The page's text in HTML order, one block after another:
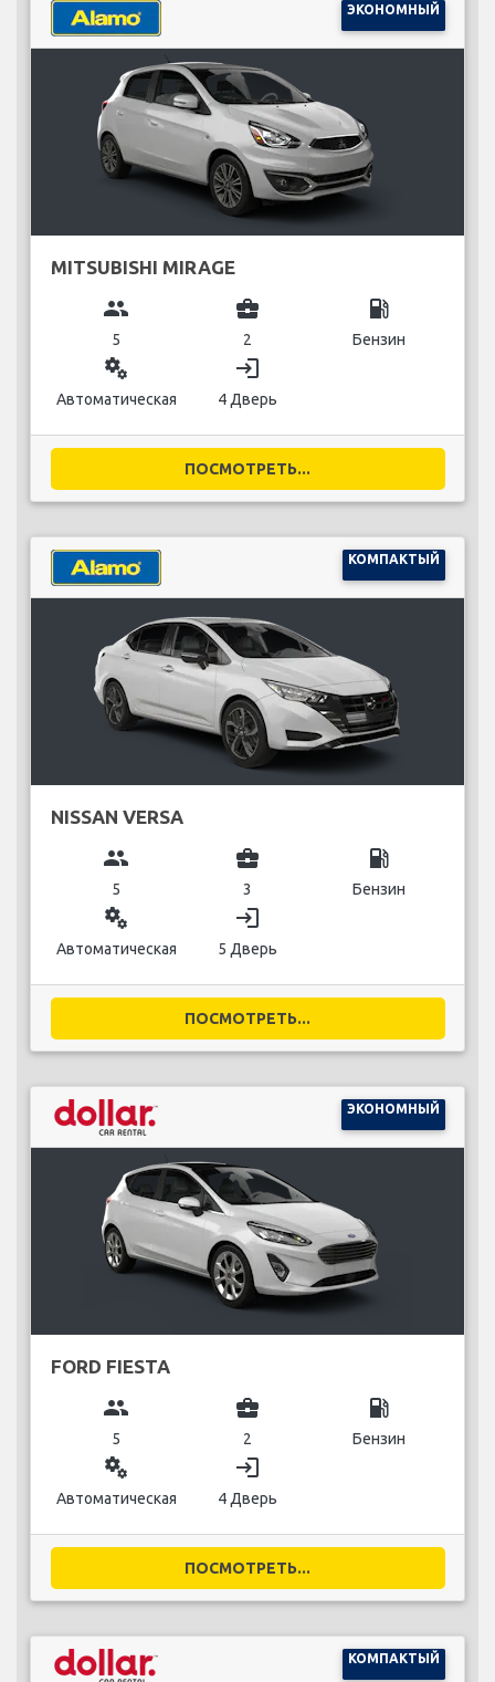
ЭКОНОМНЫЙ
MITSUBISHI MIRAGE
group
5
business_center
2
local_gas_station
Бензин
miscellaneous_services
Автоматическая
login
4 Дверь
ПОСМОТРЕТЬ...
КОМПАКТЫЙ
NISSAN VERSA
group
5
business_center
3
local_gas_station
Бензин
miscellaneous_services
Автоматическая
login
5 Дверь
ПОСМОТРЕТЬ...
ЭКОНОМНЫЙ
FORD FIESTA
group
5
business_center
2
local_gas_station
Бензин
miscellaneous_services
Автоматическая
login
4 Дверь
ПОСМОТРЕТЬ...
КОМПАКТЫЙ